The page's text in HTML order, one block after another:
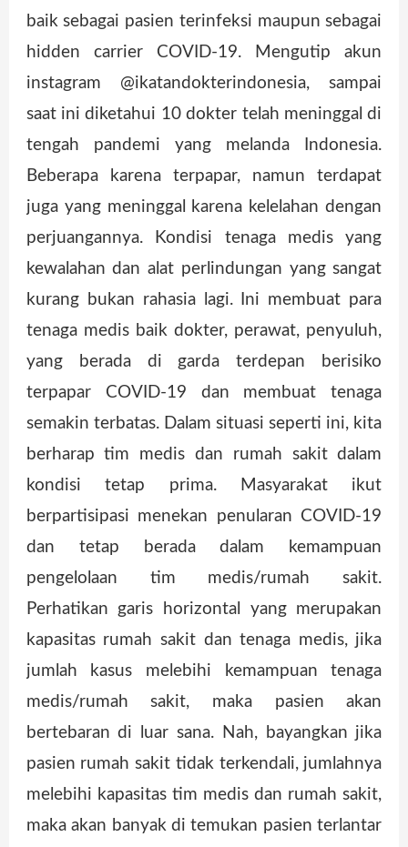
baik sebagai pasien terinfeksi maupun sebagai
hidden carrier COVID-19. Mengutip akun
instagram @ikatandokterindonesia, sampai
saat ini diketahui 10 dokter telah meninggal di
tengah pandemi yang melanda Indonesia.
Beberapa karena terpapar, namun terdapat
juga yang meninggal karena kelelahan dengan
perjuangannya. Kondisi tenaga medis yang
kewalahan dan alat perlindungan yang sangat
kurang bukan rahasia lagi. Ini membuat para
tenaga medis baik dokter, perawat, penyuluh,
yang berada di garda terdepan berisiko
terpapar COVID-19 dan membuat tenaga
semakin terbatas. Dalam situasi seperti ini, kita
berharap tim medis dan rumah sakit dalam
kondisi tetap prima. Masyarakat ikut
berpartisipasi menekan penularan COVID-19
dan tetap berada dalam kemampuan
pengelolaan tim medis/rumah sakit.
Perhatikan garis horizontal yang merupakan
kapasitas rumah sakit dan tenaga medis, jika
jumlah kasus melebihi kemampuan tenaga
medis/rumah sakit, maka pasien akan
bertebaran di luar sana. Nah, bayangkan jika
pasien rumah sakit tidak terkendali, jumlahnya
melebihi kapasitas tim medis dan rumah sakit,
maka akan banyak di temukan pasien terlantar